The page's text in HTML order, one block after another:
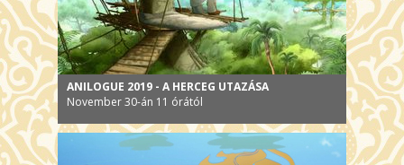
ANILOGUE 2019 - A HERCEG UTAZÁSA
November 30-án 11 órától